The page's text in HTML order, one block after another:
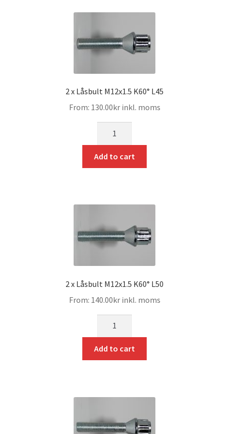
2 x Låsbult M12x1.5 K60° L45
From: 130.00krinkl. moms
Add to cart
2 x Låsbult M12x1.5 K60° L50
From: 140.00krinkl. moms
Add to cart